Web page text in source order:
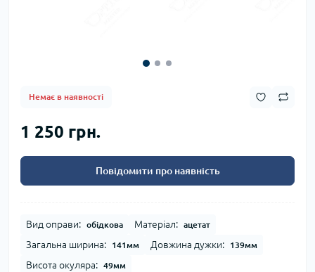
Немає в наявності
1 250 грн.
Повідомити про наявність
Вид оправи: обідкова Матеріал: ацетат
Загальна ширина: 141мм Довжина дужки: 139мм
Висота окуляра: 49мм